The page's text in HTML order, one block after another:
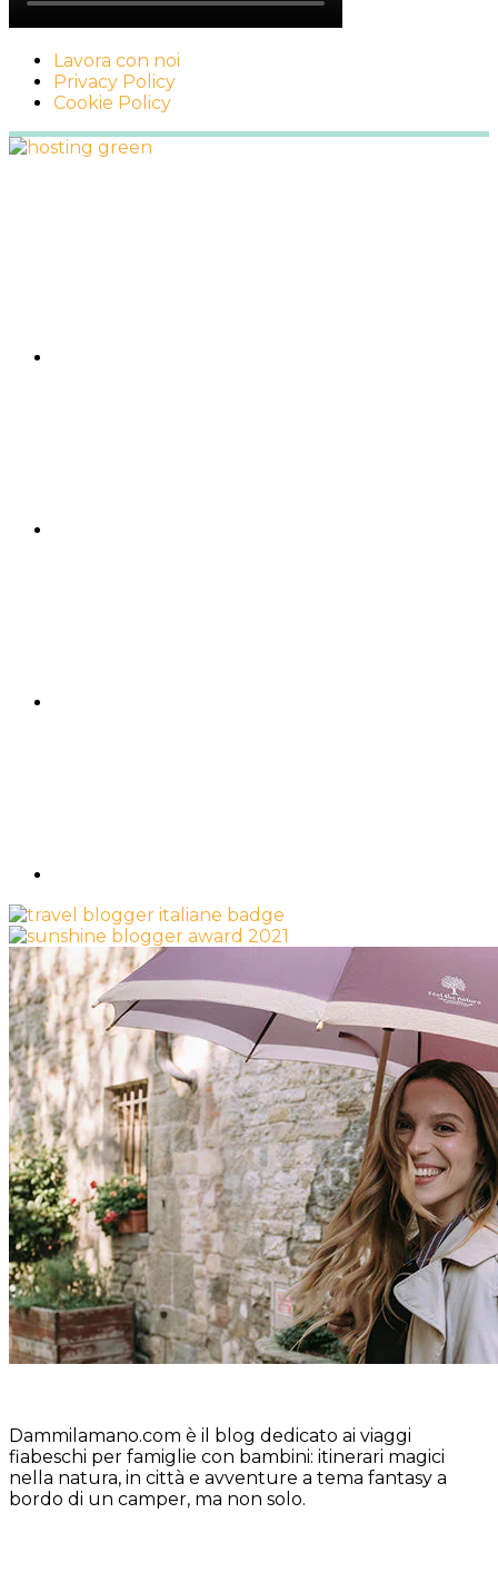
Lavora con noi
Privacy Policy
Cookie Policy
Footer
Dammilamano.com è il blog dedicato ai viaggi
fiabeschi per famiglie con bambini: itinerari magici
nella natura, in città e avventure a tema fantasy a
bordo di un camper, ma non solo.